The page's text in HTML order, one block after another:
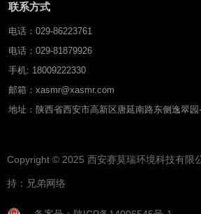
联系方式
电话：029-86223761
电话：029-81879926
手机: 18009222330
邮箱：xasmr@xasmr.com
地址：陕西省西安市高新区唐延南路东侧逸翠园
Copyright © 2025 西安赛莫瑞环境科
持： 兄弟网络